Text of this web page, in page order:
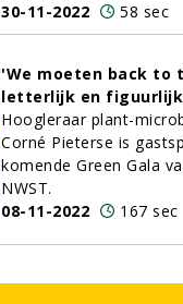
30-11-2022
58 sec
'We moeten back to
letterlijk en
Hoogleraar plant-
Corné Pieterse is
komende Green Gala
NWST.
08-11-2022
167 sec